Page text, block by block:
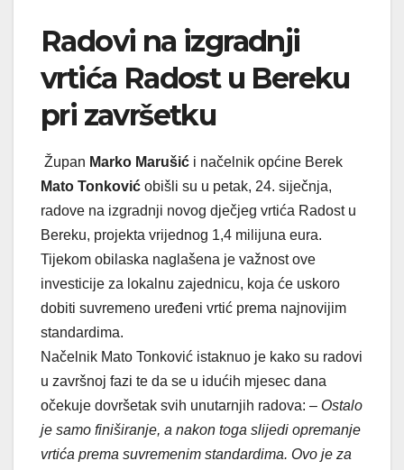
Radovi na izgradnji
vrtića Radost u Bereku
pri završetku
Župan Marko Marušić i načelnik općine Berek
Mato Tonković obišli su u petak, 24. siječnja,
radove na izgradnji novog dječjeg vrtića Radost u
Bereku, projekta vrijednog 1,4 milijuna eura.
Tijekom obilaska naglašena je važnost ove
investicije za lokalnu zajednicu, koja će uskoro
dobiti suvremeno uređeni vrtić prema najnovijim
standardima.
Načelnik Mato Tonković istaknuo je kako su radovi
u završnoj fazi te da se u idućih mjesec dana
očekuje dovršetak svih unutarnjih radova: – Ostalo
je samo finiširanje, a nakon toga slijedi opremanje
vrtića prema suvremenim standardima. Ovo je za